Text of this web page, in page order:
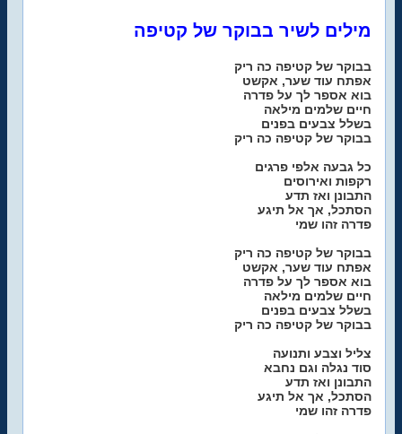
מילים לשיר בבוקר של קטיפה
בבוקר של קטיפה כה ריק
אפתח עוד שער, אקשט
בוא אספר לך על פדרה
חיים שלמים מילאה
בשלל צבעים בפנים
בבוקר של קטיפה כה ריק
כל גבעה אלפי פרגים
רקפות ואירוסים
התבונן ואז תדע
הסתכל, אך אל תיגע
פדרה זהו שמי
בבוקר של קטיפה כה ריק
אפתח עוד שער, אקשט
בוא אספר לך על פדרה
חיים שלמים מילאה
בשלל צבעים בפנים
בבוקר של קטיפה כה ריק
צליל וצבע ותנועה
סוד נגלה וגם נחבא
התבונן ואז תדע
הסתכל, אך אל תיגע
פדרה זהו שמי